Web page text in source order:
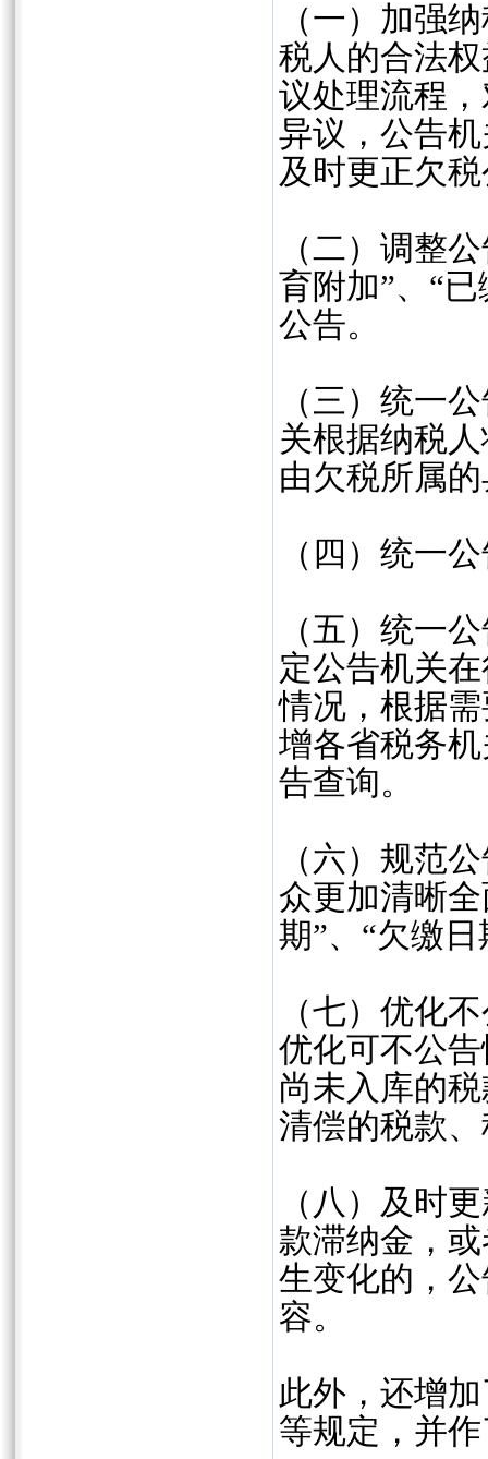
（一）加强
税人的合法
议处理流程
异议，公告
及时更正欠
（二）调整
育附加”、“
公告。
（三）统一
关根据纳税
由欠税所属
（四）统一
（五）统一
定公告机关
情况，根据
增各省税务
告查询。
（六）规范
众更加清晰
期”、“欠缴日
（七）优化
优化可不公
尚未入库的
清偿的税款
（八）及时
款滞纳金，
生变化的，
容。
此外，还增
等规定，并